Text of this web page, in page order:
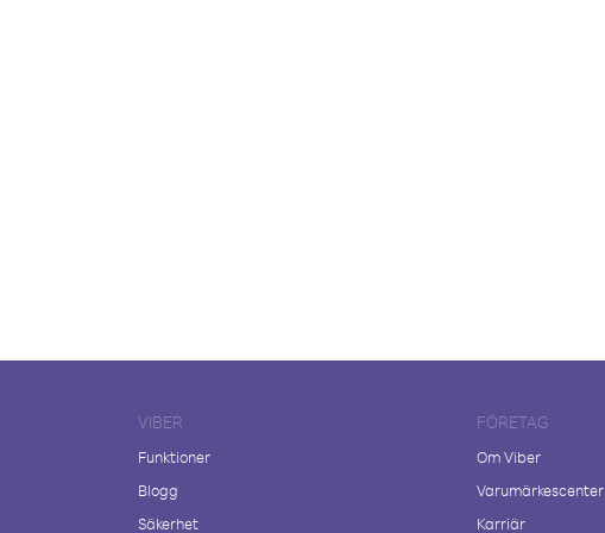
VIBER
Funktioner
Blogg
Säkerhet
FÖRETAG
Om Viber
Varumärkescenter
Karriär